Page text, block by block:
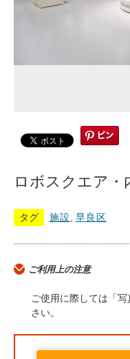
ロボスクエア・
タグ 施設 早良区
ご利用上の注意
ご使用に際しては「
さい。